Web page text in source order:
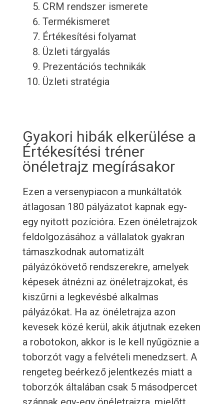
CRM rendszer ismerete
Termékismeret
Értékesítési folyamat
Üzleti tárgyalás
Prezentációs technikák
Üzleti stratégia
Gyakori hibák elkerülése a
Értékesítési tréner
önéletrajz megírásakor
Ezen a versenypiacon a munkáltatók
átlagosan 180 pályázatot kapnak egy-
egy nyitott pozícióra. Ezen önéletrajzok
feldolgozásához a vállalatok gyakran
támaszkodnak automatizált
pályázókövető rendszerekre, amelyek
képesek átnézni az önéletrajzokat, és
kiszűrni a legkevésbé alkalmas
pályázókat. Ha az önéletrajza azon
kevesek közé kerül, akik átjutnak ezeken
a robotokon, akkor is le kell nyűgöznie a
toborzót vagy a felvételi menedzsert. A
rengeteg beérkező jelentkezés miatt a
toborzók általában csak 5 másodpercet